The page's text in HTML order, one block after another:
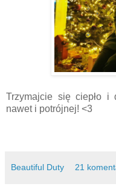
Trzymajcie się ciepło i
nawet i potrójnej! <3
Beautiful Duty 21